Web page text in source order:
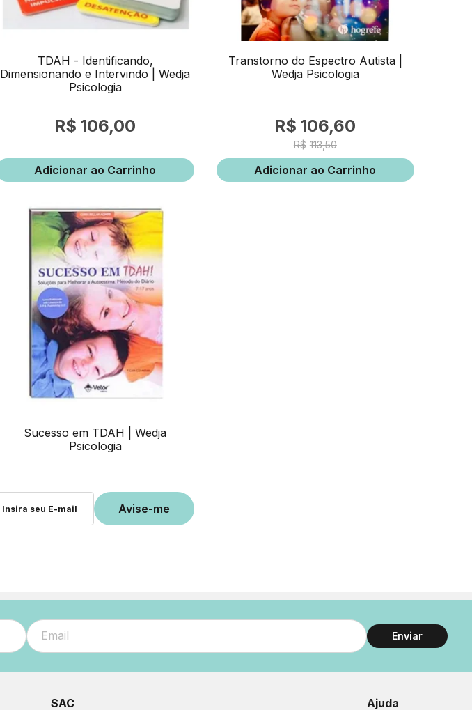
TDAH - Identificando,
Dimensionando e Intervindo | Wedja
Psicologia
106,00
Adicionar ao Carrinho
Transtorno do Espectro Autista |
Wedja Psicologia
113,50
106,60
Adicionar ao Carrinho
Sucesso em TDAH | Wedja
Psicologia
Enviar
SAC Ajuda